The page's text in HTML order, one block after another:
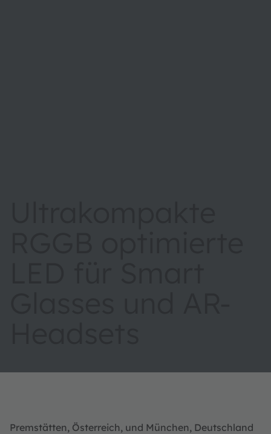
Premstätten, Österreich, und München, Deutschland